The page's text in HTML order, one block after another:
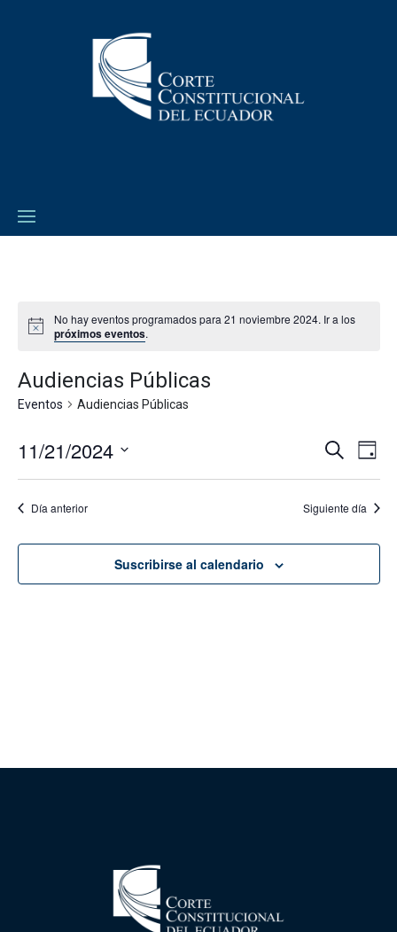
No hay eventos programados para 21 noviembre 2024. Ir a los
próximos eventos.
Audiencias Públicas
Eventos Audiencias Públicas
de
vistas
de
Buscar
de
Día
11/21/2024
Día anterior Siguiente día
Suscribirse al calendario